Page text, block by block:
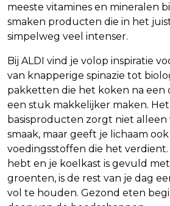
meeste vitamines en mineralen
smaken producten die in het
simpelweg veel intenser.
Bij ALDI vind je volop inspiratie
van knapperige spinazie tot
pakketten die het koken na een
een stuk makkelijker maken.
basisproducten zorgt niet
smaak, maar geeft je lichaam
voedingsstoffen die het verdient.
hebt en je koelkast is gevuld
groenten, is de rest van je dag
vol te houden. Gezond eten